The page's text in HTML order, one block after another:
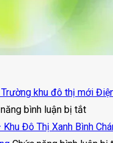
khu đô thị mới
bình luận bị tắtở
Phân
Đô Thị Xanh Bình